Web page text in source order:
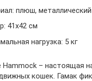
плюш, металлический
41х42 см
нагрузка: 5 кг
Hammock – настоящая
кошек. Гамак